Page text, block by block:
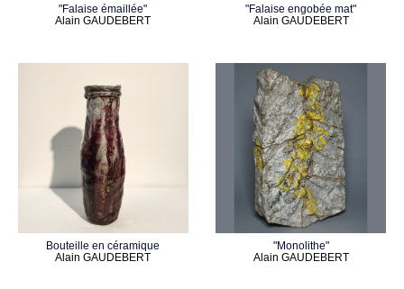
"Falaise émaillée"
Alain GAUDEBERT
"Falaise engobée mat"
Alain GAUDEBERT
Bouteille en céramique
Alain GAUDEBERT
"Monolithe"
Alain GAUDEBERT